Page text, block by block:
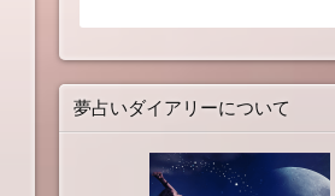
夢占いダイアリーについて